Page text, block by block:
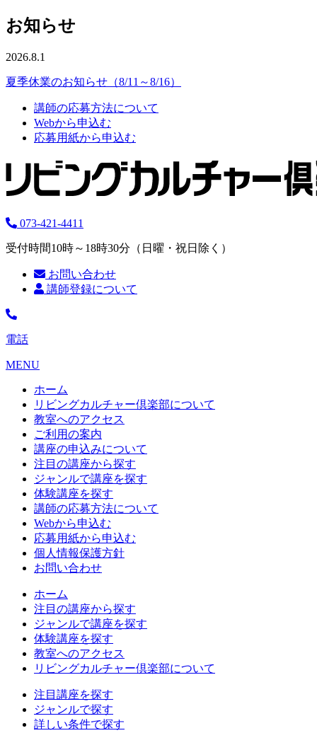
お知らせ
2026.8.1
夏季休業のお知らせ（8/11～8/16）
講師の応募方法について
Webから申込む
応募用紙から申込む
073-421-4411
受付時間10時～18時30分（日曜・祝日除く）
お問い合わせ
講師登録について
電話
MENU
ホーム
リビングカルチャー倶楽部について
教室へのアクセス
ご利用の案内
講座の申込みについて
注目の講座から探す
ジャンルで講座を探す
体験講座を探す
講師の応募方法について
Webから申込む
応募用紙から申込む
個人情報保護方針
お問い合わせ
ホーム
注目の講座から探す
ジャンルで講座を探す
体験講座を探す
教室へのアクセス
リビングカルチャー倶楽部について
注目講座を探す
ジャンルで探す
詳しい条件で探す